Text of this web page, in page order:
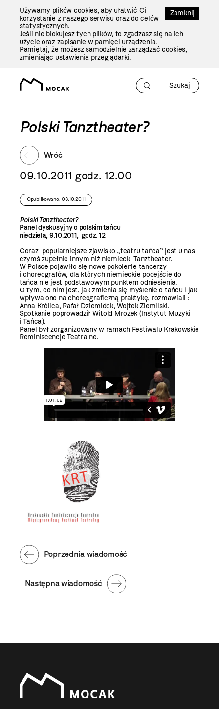
Zamknij
Używamy plików cookies, aby ułatwić Ci
korzystanie z naszego serwisu oraz do celów
statystycznych.
Jeśli nie blokujesz tych plików, to zgadzasz się na ich
użycie oraz zapisanie w pamięci urządzenia.
Pamiętaj, że możesz samodzielnie zarządzać cookies,
zmieniając ustawienia przeglądarki.
Polski Tanztheater?
Wróć
09.10.2011 godz. 12.00
Opublikowano: 03.10.2011
Polski Tanztheater?
Panel dyskusyjny o polskim tańcu
niedziela, 9.10.2011, godz. 12
Coraz popularniejsze zjawisko „teatru tańca” jest u nas
czymś zupełnie innym niż niemiecki Tanztheater.
W Polsce pojawiło się nowe pokolenie tancerzy
i choreografów, dla których niemieckie podejście do
tańca nie jest podstawowym punktem odniesienia.
O tym, co nim jest, jak zmienia się myślenie o tańcu i jak
wpływa ono na choreograficzną praktykę, rozmawiali :
Anna Królica, Rafał Dziemidok, Wojtek Ziemilski.
Spotkanie poprowadził Witold Mrozek (Instytut Muzyki
i Tańca).
Panel był zorganizowany w ramach Festiwalu Krakowskie
Reminiscencje Teatralne.
Następna wiadomość
Poprzednia wiadomość